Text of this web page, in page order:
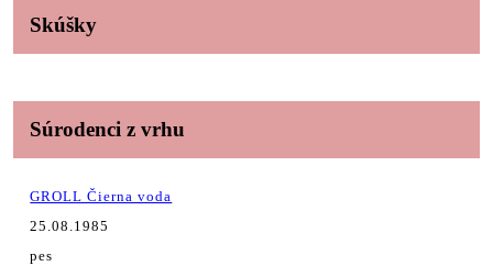
Skúšky
Súrodenci z vrhu
GROLL Čierna voda
25.08.1985
pes